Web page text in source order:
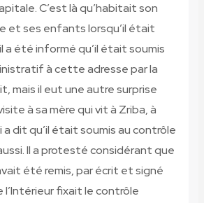
C’est là qu’habitait son
et ses enfants lorsqu’il était
a été informé qu’il était soumis
à cette adresse par la
mais il eut une autre surprise
à sa mère qui vit à Zriba, à
a dit qu’il était soumis au contrôle
Il a protesté considérant que
été remis, par écrit et signé
l’Intérieur fixait le contrôle